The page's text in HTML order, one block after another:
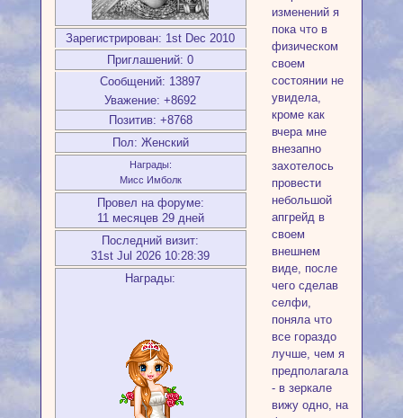
Зарегистрирован: 1st Dec 2010
Приглашений: 0
Сообщений: 13897
Уважение: +8692
Позитив: +8768
Пол: Женский
Награды:
Мисс Имболк
Провел на форуме:
11 месяцев 29 дней
Последний визит:
31st Jul 2026 10:28:39
Награды:
изменений я
пока что в
физическом
своем
состоянии не
увидела,
кроме как
вчера мне
внезапно
захотелось
провести
небольшой
апгрейд в
своем
внешнем
виде, после
чего сделав
селфи,
поняла что
все гораздо
лучше, чем я
предполагала
- в зеркале
вижу одно, на